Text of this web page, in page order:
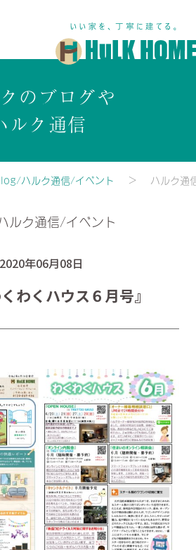
のブログや
ルク通信
ハルク通信/イベント ハルク通
ルク通信/イベント
2020年06月08日
わくハウス６月号』